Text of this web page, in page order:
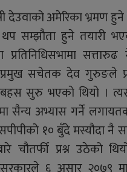
देउवाको अमेरिका भ्रमण
थप सम्झौता हुने तयारी
प्रतिनिधिसभामा
सचेतक देव गुरुङले
सुरु भएको थियो ।
सैन्य अभ्यास गर्ने
१० बुँदे मस्यौदा नै
चौतर्फी प्रश्न उठेको